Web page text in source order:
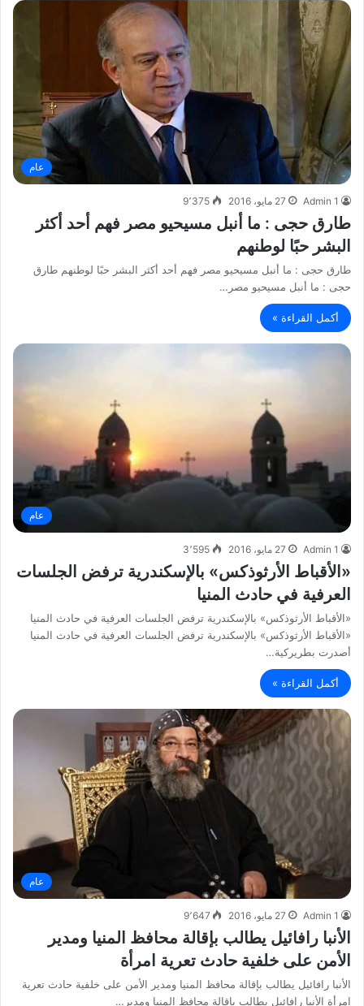
عام
Admin 1 27 مايو، 2016 9٬375
طارق حجى : ما أنبل مسيحيو مصر فهم أحد أكثر
البشر حبًا لوطنهم
طارق حجى : ما أنبل مسيحيو مصر فهم أحد أكثر البشر حبًا لوطنهم طارق
حجى : ما أنبل مسيحيو مصر…
أكمل القراءة »
عام
Admin 1 27 مايو، 2016 3٬595
«الأقباط الأرثوذكس» بالإسكندرية ترفض الجلسات
العرفية في حادث المنيا
«الأقباط الأرثوذكس» بالإسكندرية ترفض الجلسات العرفية في حادث المنيا
«الأقباط الأرثوذكس» بالإسكندرية ترفض الجلسات العرفية في حادث المنيا
أصدرت بطريركية…
أكمل القراءة »
عام
Admin 1 27 مايو، 2016 9٬647
الأنبا رافائيل يطالب بإقالة محافظ المنيا ومدير
الأمن على خلفية حادث تعرية امرأة
الأنبا رافائيل يطالب بإقالة محافظ المنيا ومدير الأمن على خلفية حادث تعرية
امرأة الأنبا رافائيل يطالب بإقالة محافظ المنيا ومدير…